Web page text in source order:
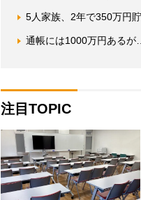
5人家族、2年で350万円
通帳には1000万円ある
注目TOPIC